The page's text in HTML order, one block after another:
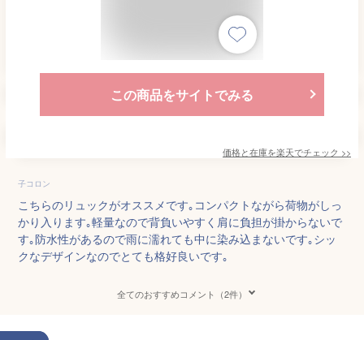
この商品をサイトでみる
価格と在庫を楽天でチェック >>
子コロン
こちらのリュックがオススメです｡コンパクトながら荷物がしっ
かり入ります｡軽量なので背負いやすく肩に負担が掛からないで
す｡防水性があるので雨に濡れても中に染み込まないです｡シッ
クなデザインなのでとても格好良いです｡
全てのおすすめコメント（2件）